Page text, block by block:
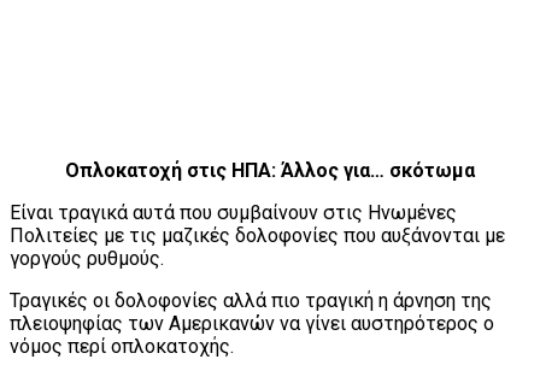
Οπλοκατοχή στις ΗΠΑ: Άλλος για… σκότωμα
Είναι τραγικά αυτά που συμβαίνουν στις Ηνωμένες
Πολιτείες με τις μαζικές δολοφονίες που αυξάνονται με
γοργούς ρυθμούς.
Τραγικές οι δολοφονίες αλλά πιο τραγική η άρνηση της
πλειοψηφίας των Αμερικανών να γίνει αυστηρότερος ο
νόμος περί οπλοκατοχής.